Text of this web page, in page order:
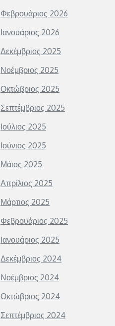
Φεβρουάριος 2026
Ιανουάριος 2026
Δεκέμβριος 2025
Νοέμβριος 2025
Οκτώβριος 2025
Σεπτέμβριος 2025
Ιούλιος 2025
Ιούνιος 2025
Μάιος 2025
Απρίλιος 2025
Μάρτιος 2025
Φεβρουάριος 2025
Ιανουάριος 2025
Δεκέμβριος 2024
Νοέμβριος 2024
Οκτώβριος 2024
Σεπτέμβριος 2024